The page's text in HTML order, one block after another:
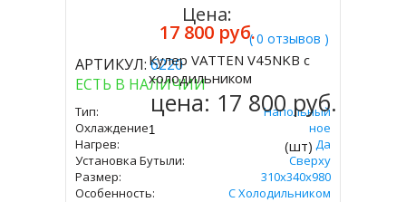
( 0 отзывов )
АРТИКУЛ:6220
ЕСТЬ В НАЛИЧИИ
Тип:
Напольный
Охлаждение:
Компрессорное
Нагрев:
Да
Установка Бутыли:
Сверху
Размер:
310х340х980
Особенность:
С Холодильником
Цена:
17 800 руб.
Купить
Кулер VATTEN V45NKB с
холодильником
цена: 17 800 руб.
(шт)